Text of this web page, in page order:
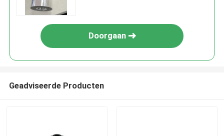
Doorgaan
Geadviseerde Producten